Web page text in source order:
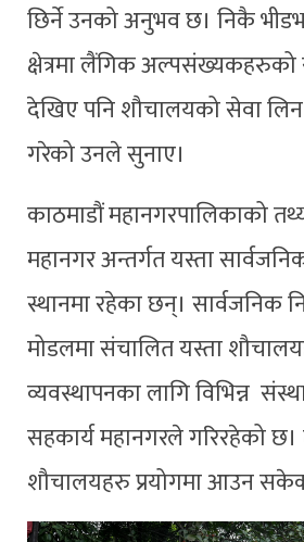
छिर्ने उनको अनुभव छ। निकै
क्षेत्रमा लैंगिक
देखिए पनि शौचालयको सेवा
गरेको उनले सुनाए।
काठमाडौं महानगरपालिकाको
महानगर अन्तर्गत यस्ता
स्थानमा रहेका छन्। सार्वजनिक
मोडलमा संचालित यस्ता
व्यवस्थापनका लागि विभिन्न
सहकार्य महानगरले गरिरहेको
शौचालयहरु प्रयोगमा आउन